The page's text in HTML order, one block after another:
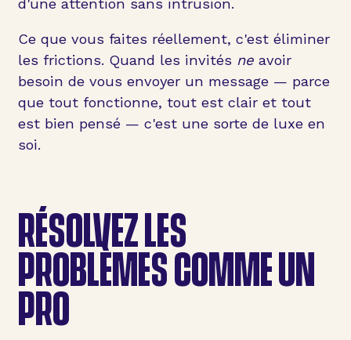
d'une attention sans intrusion.
Ce que vous faites réellement, c'est éliminer
les frictions. Quand les invités neavoir
besoin de vous envoyer un message — parce
que tout fonctionne, tout est clair et tout
est bien pensé — c'est une sorte de luxe en
soi.
RÉSOLVEZ LES
PROBLÈMES COMME UN
PRO